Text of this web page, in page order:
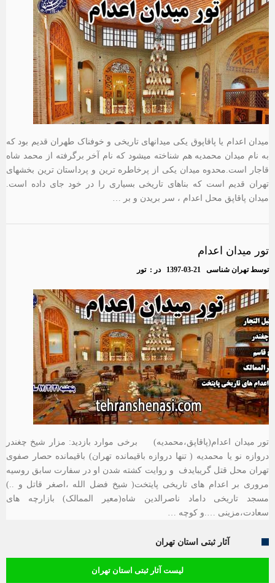
میدان اعدام یا پاقاپوق یکی میدانهای تاریخی و خوفناک طهران قدیم بود که
به نام میدان محمدیه هم شناخته میشود که نام آخر برگرفته از محمد شاه
قاجار است.محدوه میدان یکی از پرخاطره ترین و پرداستان ترین بخشهای
تهران قدیم است که بناهای تاریخی بسیاری را در خود جای داده است.
میدان پاقاپق محل اعدام ، سر بریدن و بر …
تور میدان اعدام
توسطتهران شناسی 1397-03-21 در :تور
تور میدان اعدام(پاقاپق،محمدیه) برخی موارد بازدید: مزار شیخ چغندر
دروازه نو یا محمدیه ( تنها دروازه باقیمانده تهران) باقیمانده حصار صفوی
تهران محل قتل گریبایدف و روایت کشته شدن او در سفارت سابق روسیه
مروری بر اعدام های تاریخی پایتخت( شیخ فضل الله ،اصغر قاتل و ..)
مسجد تاریخی داماد ناصرالدین شاه(معیر الممالک) بازارچه های
سعادت،مزینی ….و کوچه …
آثار ثبتی استان تهران
لیست آثار ثبتی استان تهران